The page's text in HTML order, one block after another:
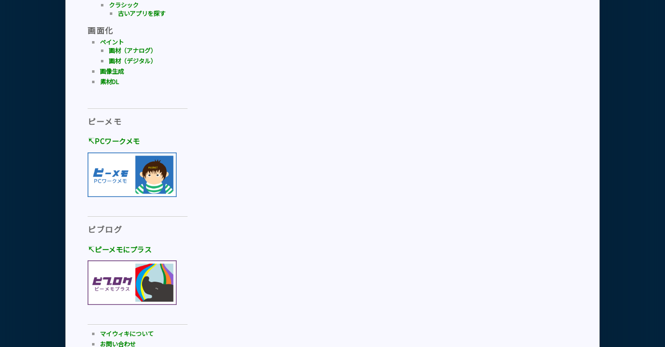
クラシック
古いアプリを探す
画面化
ペイント
画材（アナログ）
画材（デジタル）
画像生成
素材DL
ピーメモ
↸PCワークメモ
ピブログ
↸ピーメモにプラス
マイウィキについて
お問い合わせ